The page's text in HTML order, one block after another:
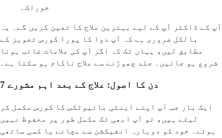
خوراک۔
آپ کے ڈاکٹر آپ کے لیے بہترین علاج کا تعین کریں گے۔ یہ
بالکل ضروری ہے کہ آپ دوا کا پورا کورس تجویز کے
مطابق لیں، یہاں تک کہ اگر آپ کی علامات غائب ہونا
شروع ہو جائیں۔ جلد چھوڑنے سے علاج ناکام ہو سکتا ہے۔
7 دن کا اصول: علاج کے بعد اہم مشورے
ایک بار جب آپ اپنے اینٹی بائیوٹکس کا کورس مکمل کر
لیتے ہیں، تو آپ ابھی تک مکمل طور پر محفوظ نہیں
ہوئے۔ خود کو دوبارہ انفیکشن سے بچانے یا کسی ساتھی